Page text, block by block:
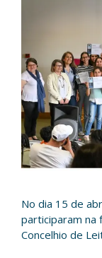
No dia 15 de
participaram na
Concelhio de